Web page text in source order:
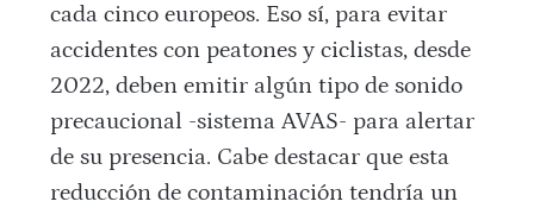
cada cinco europeos. Eso sí, para evitar
accidentes con peatones y ciclistas, desde
2022, deben emitir algún tipo de sonido
precaucional -sistema AVAS- para alertar
de su presencia. Cabe destacar que esta
reducción de contaminación tendría un